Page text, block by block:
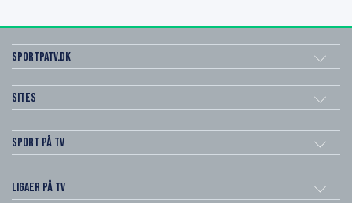
SportPaTV.dk
Sites
Sport på TV
Ligaer på TV